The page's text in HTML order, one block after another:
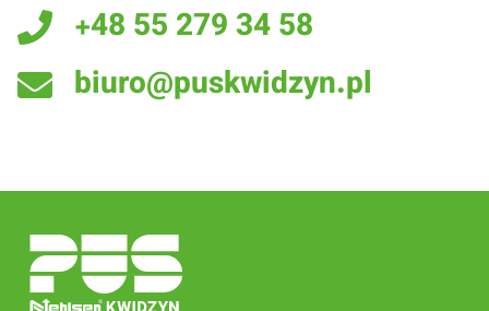
+48 55 279 34 58
biuro@puskwidzyn.pl